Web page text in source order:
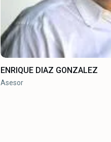
ENRIQUE DIAZ GONZALEZ
Asesor